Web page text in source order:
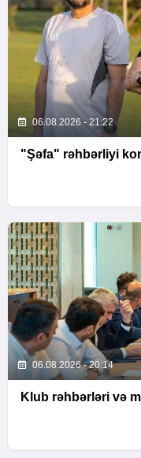
06.08.2026 - 21:22
"Şəfa" rəhbərliyi
06.08.2026 - 20:14
Klub rəhbərləri və